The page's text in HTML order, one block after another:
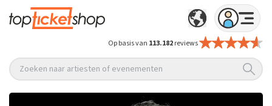
Op basis van 113.182reviews
Zoeken naar artiesten of evenementen